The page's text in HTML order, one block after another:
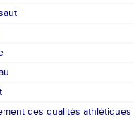
des qualités athlétiques